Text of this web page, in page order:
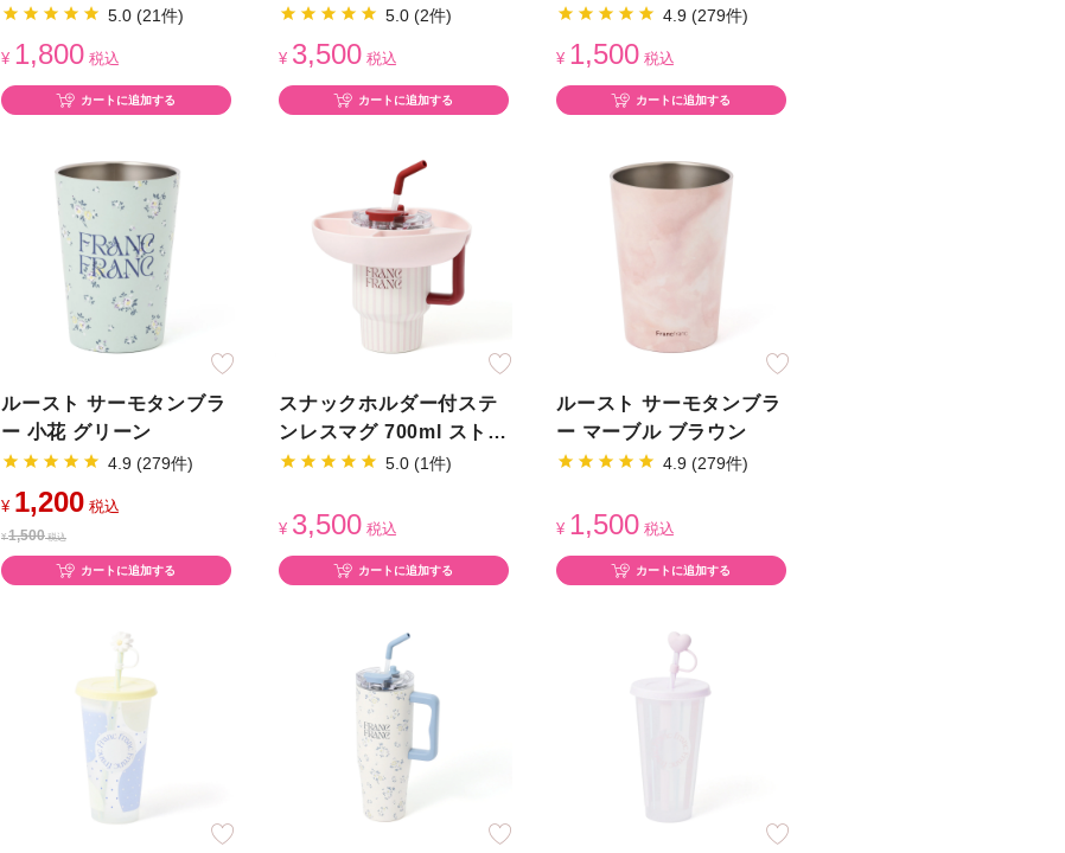
5.0 (21件)
¥ 1,800 税込
カートに追加する
ク
5.0 (2件)
¥ 3,500税込
カートに追加する
4.9 (279件)
¥ 1,500税込
カートに追加する
ルースト サーモタンブラ
ー 小花 グリーン
4.9 (279件)
¥ 1,200 税込
¥1,500税込
カートに追加する
スナックホルダー付ステ
ンレスマグ 700ml ストラ
イプ
5.0 (1件)
¥ 3,500税込
カートに追加する
ルースト サーモタンブラ
ー マーブル ブラウン
4.9 (279件)
¥ 1,500税込
カートに追加する